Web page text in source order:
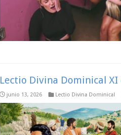
Lectio Divina Dominical
junio 13, 2026 Lectio Divina Dominical